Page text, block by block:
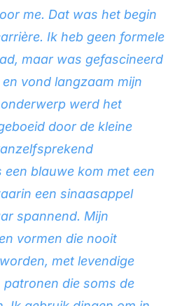
me. Dat was het begin
Ik heb geen formele
maar was gefascineerd
vond langzaam mijn
werd het
door de kleine
blauwe kom met een
een sinaasappel
spannend. Mijn
vormen die nooit
met levendige
die soms de